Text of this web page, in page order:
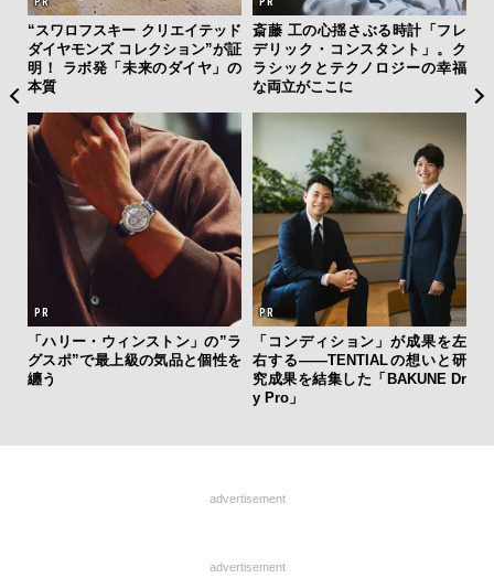
“スワロフスキー クリエイテッド
ダイヤモンズ コレクション”が証
明！ ラボ発「未来のダイヤ」の
本質
斎藤 工の心揺さぶる時計「フレ
デリック・コンスタント」。ク
ラシックとテクノロジーの幸福
な両立がここに
「ハリー・ウィンストン」の”ラ
グスポ”で最上級の気品と個性を
纏う
「コンディション」が成果を左
右する——TENTIALの想いと研
究成果を結集した「BAKUNE Dr
y Pro」
advertisement
advertisement